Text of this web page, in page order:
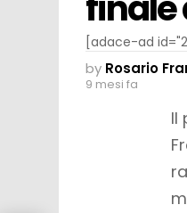
[adace-ad
by Rosario
9 mesi fa
Il